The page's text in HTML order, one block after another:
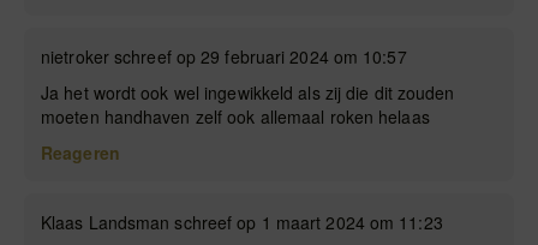
nietroker schreef op 29 februari 2024 om 10:57
Ja het wordt ook wel ingewikkeld als zij die dit zouden
moeten handhaven zelf ook allemaal roken helaas
Reageren
Klaas Landsman schreef op 1 maart 2024 om 11:23